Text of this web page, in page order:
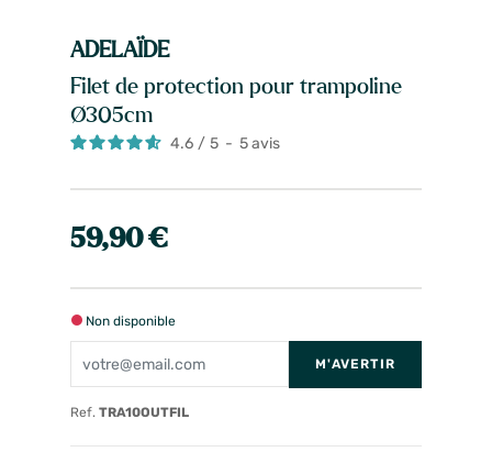
ADELAÏDE
Filet de protection pour trampoline
Ø305cm
4.6 / 5 - 5avis
59,90 €
Non disponible
M'AVERTIR
Ref. TRA10OUTFIL